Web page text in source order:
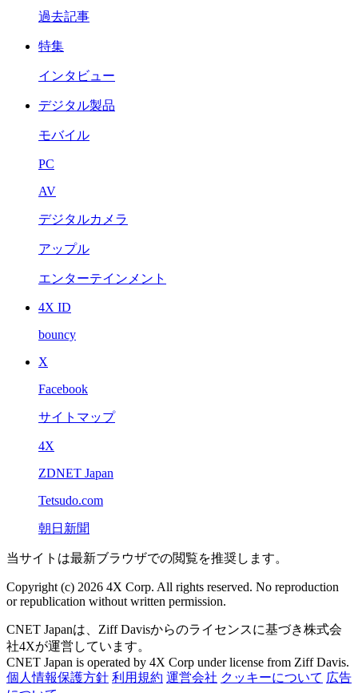
過去記事
特集
インタビュー
デジタル製品
モバイル
PC
AV
デジタルカメラ
アップル
エンターテインメント
4X ID
bouncy
X
Facebook
サイトマップ
4X
ZDNET Japan
Tetsudo.com
朝日新聞
当サイトは最新ブラウザでの閲覧を推奨します。
Copyright (c) 2026 4X Corp. All rights reserved. No reproduction
or republication without written permission.
CNET Japanは、Ziff Davisからのライセンスに基づき株式会
社4Xが運営しています。
CNET Japan is operated by 4X Corp under license from Ziff Davis.
個人情報保護方針 利用規約 運営会社 クッキーについて 広告